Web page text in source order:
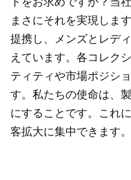
まさにそれを実現しま
提携し、メンズとレデ
えています。各コレク
ティティや市場ポジシ
す。私たちの使命は、
にすることです。これ
客拡大に集中できます。